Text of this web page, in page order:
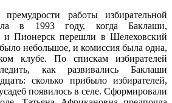
работы избирательной
в 1993 году, когда Баклаши,
и Пионерск перешли в Шелеховский
небольшое, и комиссия была одна,
клубе. По спискам избирателей
как развивались Баклаши
сколько прибыло избирателей,
появилось в селе. Сформировали